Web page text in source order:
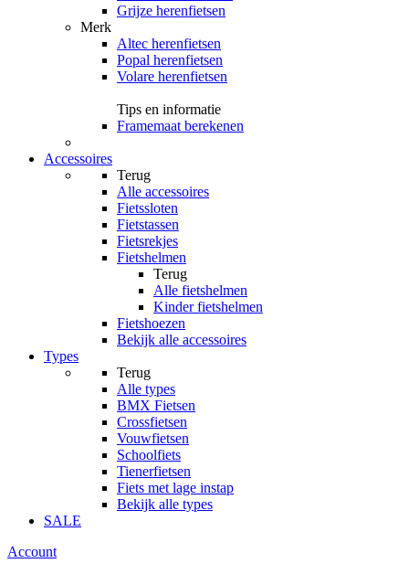
Grijze herenfietsen
Merk
Altec herenfietsen
Popal herenfietsen
Volare herenfietsen
Tips en informatie
Framemaat berekenen
Accessoires
Terug
Alle accessoires
Fietssloten
Fietstassen
Fietsrekjes
Fietshelmen
Terug
Alle fietshelmen
Kinder fietshelmen
Fietshoezen
Bekijk alle accessoires
Types
Terug
Alle types
BMX Fietsen
Crossfietsen
Vouwfietsen
Schoolfiets
Tienerfietsen
Fiets met lage instap
Bekijk alle types
SALE
Account